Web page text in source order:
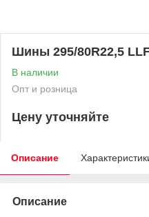
Шины 295/80R22,5
В наличии
Опт и розница
Цену уточняйте
Описание
Описание